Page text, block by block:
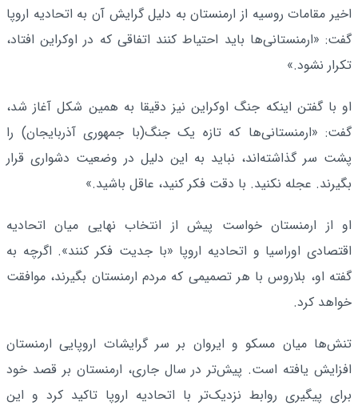
اخیر مقامات روسیه از ارمنستان به دلیل گرایش آن به اتحادیه اروپا
گفت: «ارمنستانی‌ها باید احتیاط کنند اتفاقی که در اوکراین افتاد،
تکرار نشود.»
او با گفتن اینکه جنگ اوکراین نیز دقیقا به همین شکل آغاز شد،
گفت: «ارمنستانی‌ها که تازه یک جنگ(با جمهوری‌ آذربایجان) را
پشت سر گذاشته‌اند، نباید به این دلیل در وضعیت دشواری قرار
بگیرند. عجله نکنید. با دقت فکر کنید، ‌عاقل باشید.»
او از ارمنستان خواست پیش از انتخاب نهایی میان اتحادیه
اقتصادی اوراسیا و اتحادیه اروپا «با جدیت فکر کنند». اگرچه به
گفته او، بلاروس با هر تصمیمی که مردم ارمنستان بگیرند، موافقت
خواهد کرد.
تنش‌ها میان مسکو و ایروان بر سر گرایشات اروپایی ارمنستان
افزایش یافته است. پیش‌تر در سال جاری، ارمنستان بر قصد خود
برای پیگیری روابط نزدیک‌تر با اتحادیه اروپا تاکید کرد و این